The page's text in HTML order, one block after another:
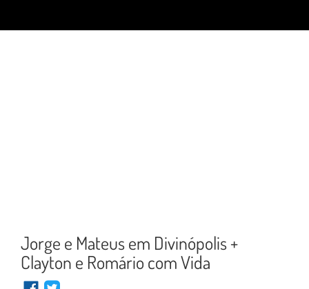
Jorge e Mateus em Divinópolis +
Clayton e Romário com Vida